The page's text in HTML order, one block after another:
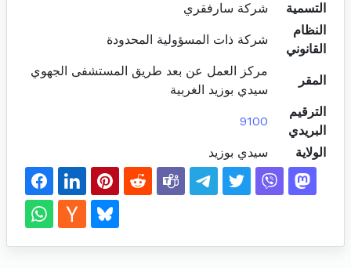
التسمية
شركة سارفقري
النظام
القانوني
شركة ذات المسؤولية المحدودة
المقر
مركز العمل عن بعد طريق المستشفى الجهوي
سيدي بوزيد الغربية
الترقيم
البريدي
9100
الولاية سيدي بوزيد